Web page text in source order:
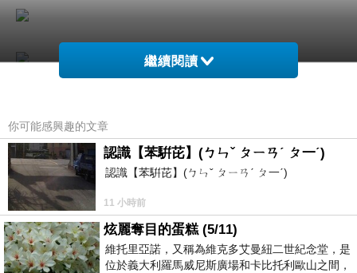
客倒是粉多的。
地上擺放著置物籃（可放置私人包物）
繼續閱讀
你可能感興趣的文章
認識【苯騈芘】(ㄅㄣˇ ㄆㄧㄢˊ ㄆ一ˊ)
認識【苯騈芘】(ㄅㄣˇ ㄆㄧㄢˊ ㄆ一ˊ)
11 小時前
炫麗奪目的蛋糕 (5/11)
維托里亞諾，又稱為維克多艾曼紐二世紀念堂，是
位於義大利羅馬威尼斯廣場和卡比托利歐山之間，